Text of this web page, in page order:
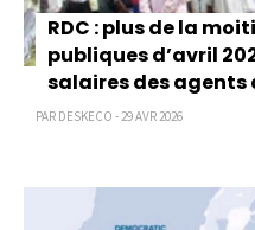
RDC : plus de la
publiques d’avril
salaires des agents
PAR DESKECO - 29 AVR 2026